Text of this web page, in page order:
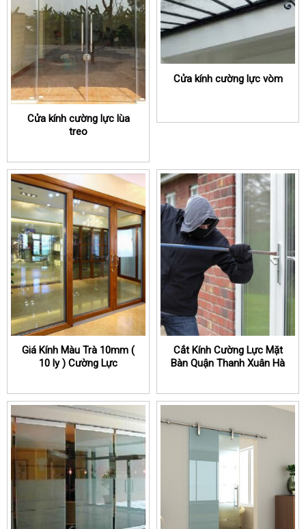
Cửa kính cường lực lùa
treo
Cửa kính cường lực vòm
Giá Kính Màu Trà 10mm (
10 ly ) Cường Lực
Cắt Kính Cường Lực Mặt
Bàn Quận Thanh Xuân Hà